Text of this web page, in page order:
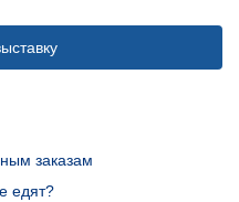
заказам
едят?